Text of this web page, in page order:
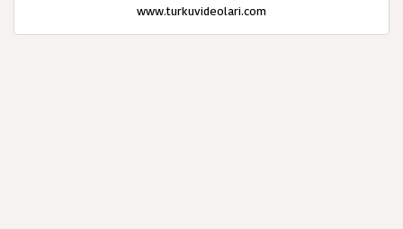
www.turkuvideolari.com